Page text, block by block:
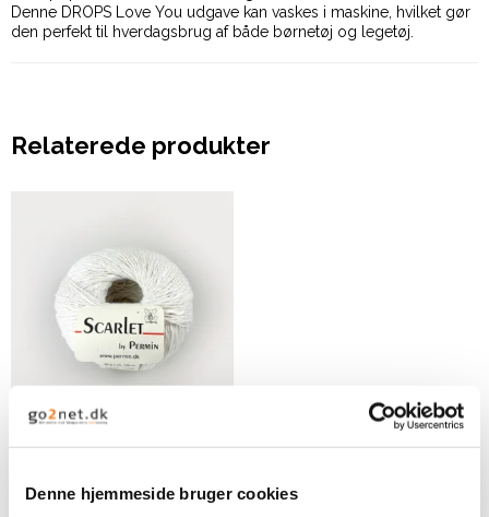
Denne hjemmeside bruger cookies
Denne DROPS Love You udgave kan vaskes i maskine, hvilket gør
den perfekt til hverdagsbrug af både børnetøj og legetøj.
Relaterede produkter